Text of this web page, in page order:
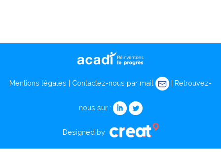
Mentions légales | Contactez-nous par mail | Retrouvez-
nous sur :
Designed by